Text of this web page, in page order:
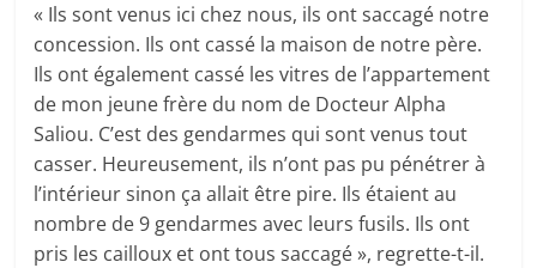
« Ils sont venus ici chez nous, ils ont saccagé notre
concession. Ils ont cassé la maison de notre père.
Ils ont également cassé les vitres de l’appartement
de mon jeune frère du nom de Docteur Alpha
Saliou. C’est des gendarmes qui sont venus tout
casser. Heureusement, ils n’ont pas pu pénétrer à
l’intérieur sinon ça allait être pire. Ils étaient au
nombre de 9 gendarmes avec leurs fusils. Ils ont
pris les cailloux et ont tous saccagé », regrette-t-il.